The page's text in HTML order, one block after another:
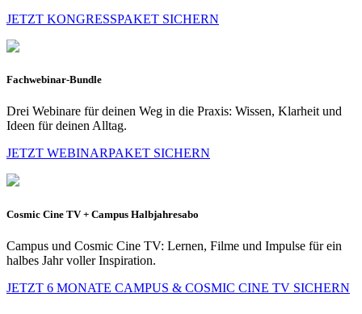
JETZT KONGRESSPAKET SICHERN
Fachwebinar-Bundle
Drei Webinare für deinen Weg in die Praxis: Wissen, Klarheit und
Ideen für deinen Alltag.
JETZT WEBINARPAKET SICHERN
Cosmic Cine TV + Campus Halbjahresabo
Campus und Cosmic Cine TV: Lernen, Filme und Impulse für ein
halbes Jahr voller Inspiration.
JETZT 6 MONATE CAMPUS & COSMIC CINE TV SICHERN